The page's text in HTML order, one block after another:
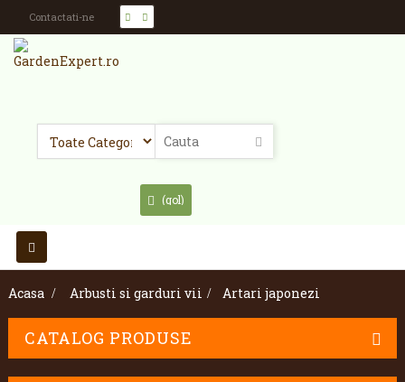
Contactati-ne
(gol)
Toggle
navigation
Acasa
> Arbusti si garduri vii > Artari japonezi
CATALOG PRODUSE